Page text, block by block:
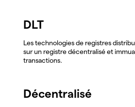
DLT
Les technologies de registres
sur un registre décentralisé et
transactions.
Décentralisé